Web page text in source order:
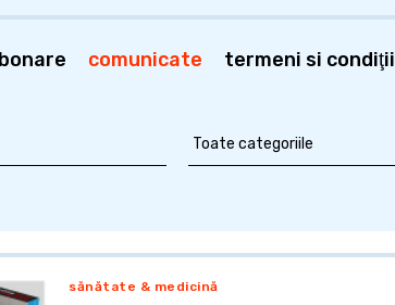
comunicate termeni si condiţii
sănătate & medicină